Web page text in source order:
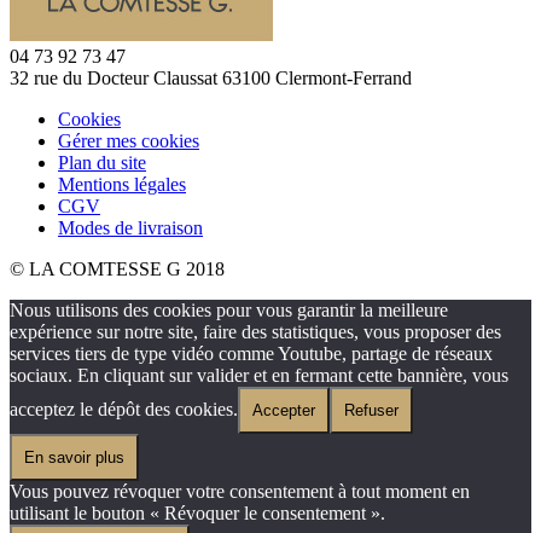
04 73 92 73 47
32 rue du Docteur Claussat 63100 Clermont-Ferrand
Cookies
Gérer mes cookies
Plan du site
Mentions légales
CGV
Modes de livraison
© LA COMTESSE G 2018
Nous utilisons des cookies pour vous garantir la meilleure
expérience sur notre site, faire des statistiques, vous proposer des
services tiers de type vidéo comme Youtube, partage de réseaux
sociaux. En cliquant sur valider et en fermant cette bannière, vous
acceptez le dépôt des cookies.
Accepter Refuser
En savoir plus
Vous pouvez révoquer votre consentement à tout moment en
utilisant le bouton « Révoquer le consentement ».